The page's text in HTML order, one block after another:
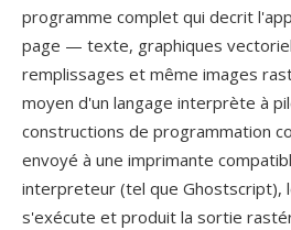
programme complet qui decrit
page — texte, graphiques
remplissages et même images
moyen d'un langage interprète à
constructions de programmation
envoyé à une imprimante
interpreteur (tel que Ghostscript),
s'exécute et produit la sortie